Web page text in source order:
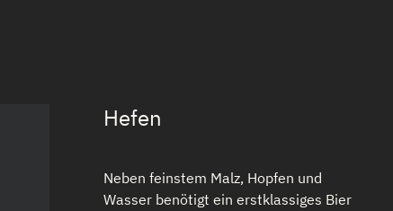
Hefen
Neben feinstem Malz, Hopfen und
Wasser benötigt ein erstklassiges Bier